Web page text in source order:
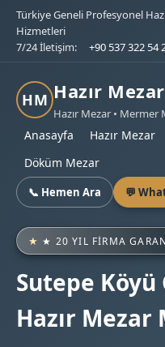
Türkiye Geneli Profesyonel
Hizmetleri
7/24 İletişim:
+90 537 322 54
HM Hazır Mezar
Hazır Mezar • Mermer
Anasayfa Hazır Mezar
Döküm Mezar
📞 Hemen Ara 💬
★ 20 YIL FIRMA
Sutepe
Hazır